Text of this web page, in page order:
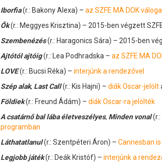
Iborfia(r.: Bakony Alexa) – az SZFE MA DOK
Ők(r.: Meggyes Krisztina) – 2015-ben végzett
Szembenézés(r.: Haragonics Sára) – 2015-ben
Ajtótól ajtóig(r.: Lea Podhradska – az SZFE MA
LOVE(r.: Bucsi Réka) – interjúnk a rendezővel
Szép alak, Last Call(r.: Kis Hajni) – diák Oscar-jelölt
Földiek(r.: Freund Ádám) – diák Oscar-ra jelölték
A csatárnő bal lába életveszélyes, Minden vonal(r.:
programban
Láthatatlanul(r.: Szentpéteri Áron) – Cannesban
Legjobb játék(r.: Deák Kristóf) – interjúnk a